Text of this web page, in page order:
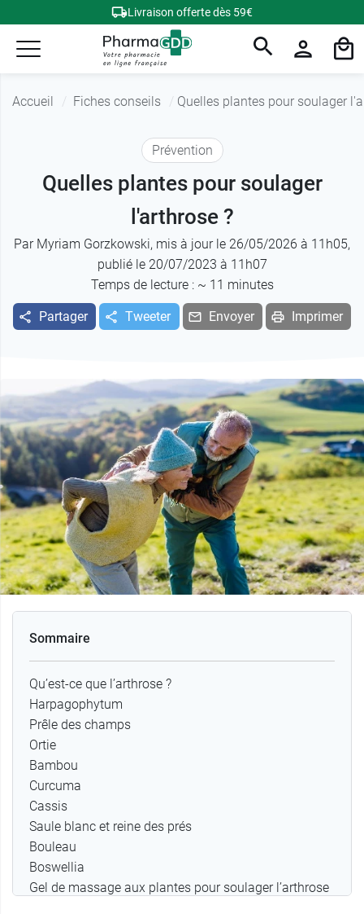
Livraison offerte dès 59€
Accueil Fiches conseils Quelles plantes pour soulager
Prévention
Quelles plantes pour soulager
l'arthrose ?
Par Myriam Gorzkowski, mis à jour le 26/05/2026 à 11h05,
publié le 20/07/2023 à 11h07
Temps de lecture : ~ 11 minutes
Partager Tweeter Envoyer Imprimer
Sommaire
Qu’est-ce que l’arthrose ?
Harpagophytum
Prêle des champs
Ortie
Bambou
Curcuma
Cassis
Saule blanc et reine des prés
Bouleau
Boswellia
Gel de massage aux plantes pour soulager l’arthrose